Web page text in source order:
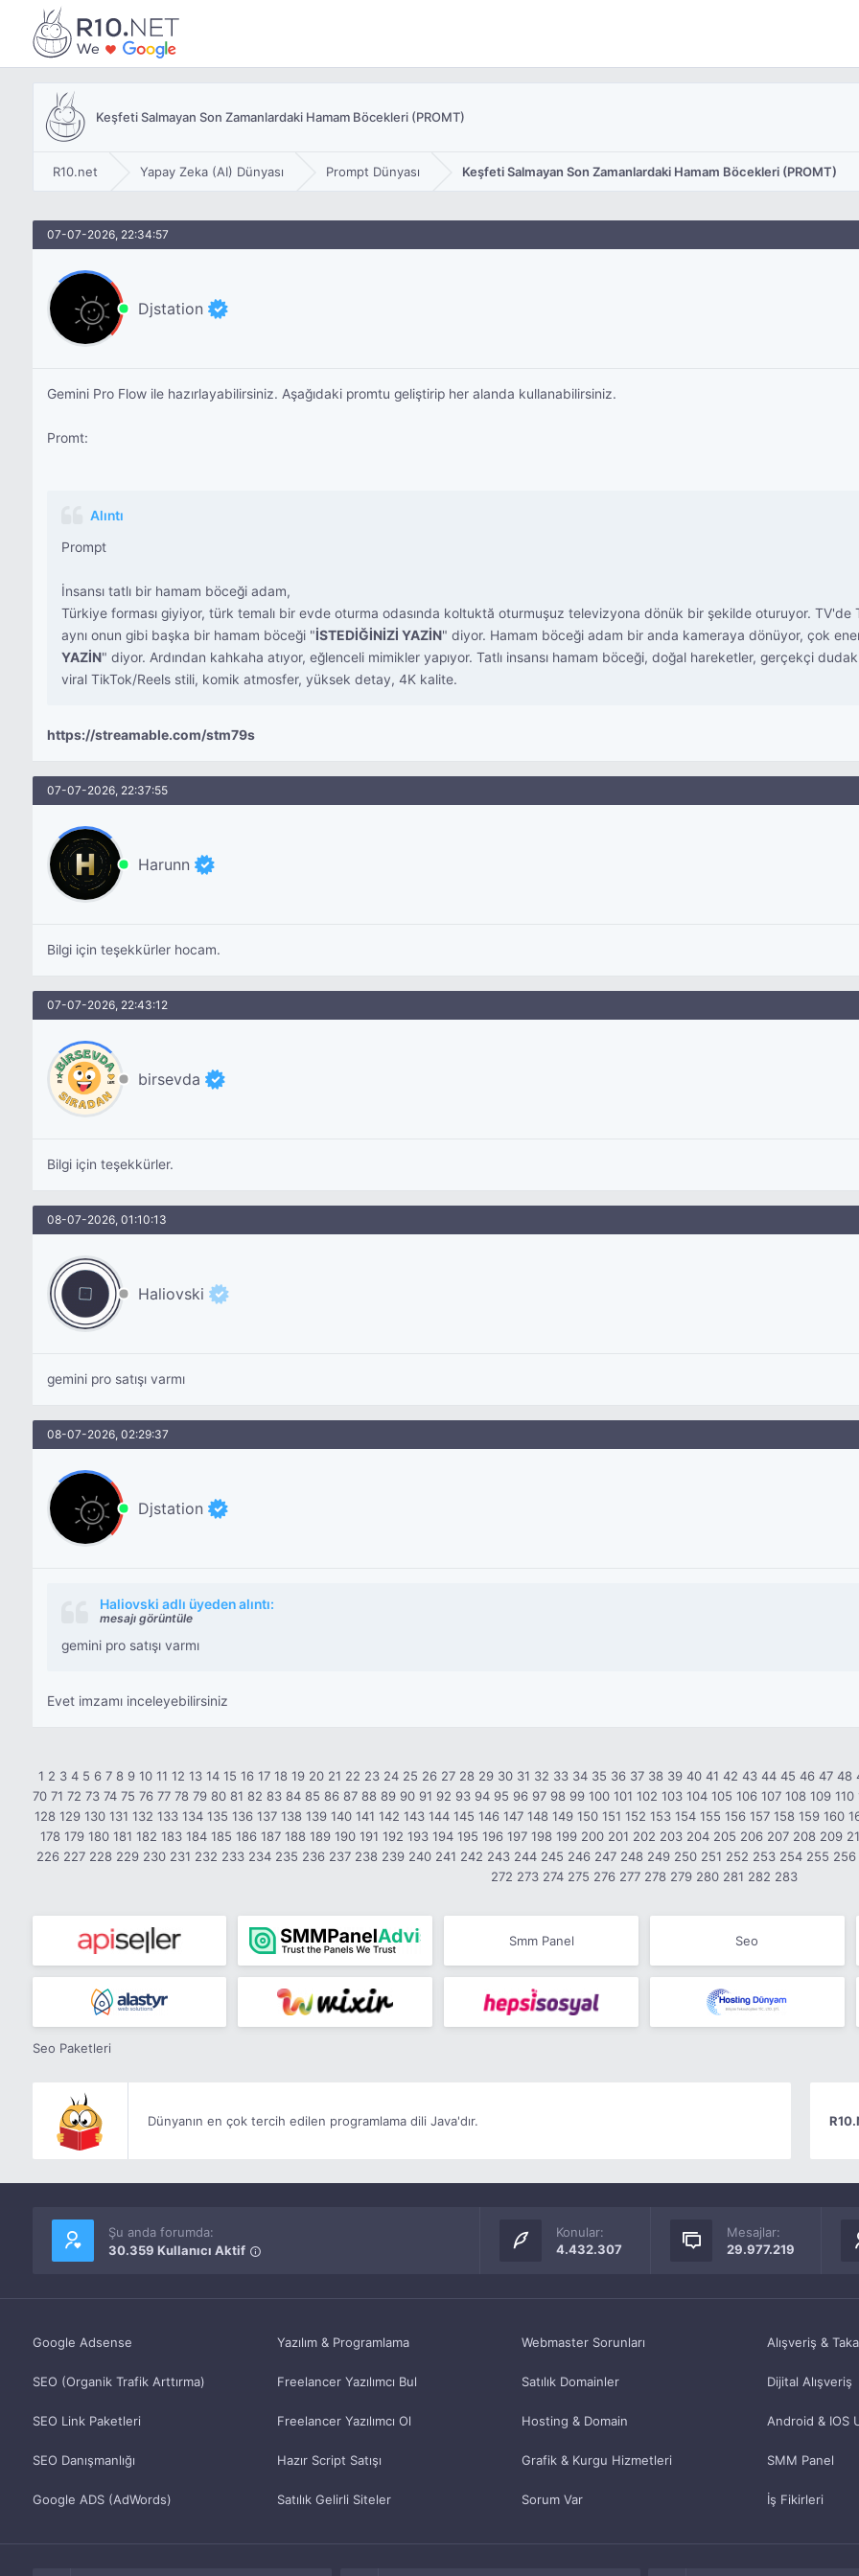
Keşfeti Salmayan Son Zamanlardaki Hamam Böcekleri (PROMT)
R10.net Yapay Zeka (AI) Dünyası Prompt Dünyası Keşfeti Salmayan Son Zamanlardaki Hamam Böcekleri (PROMT)
07-07-2026, 22:34:57
Djstation
Gemini Pro Flow ile hazırlayabilirsiniz. Aşağıdaki promtu geliştirip her alanda kullanabilirsiniz.
Promt:
Alıntı
Prompt
İnsansı tatlı bir hamam böceği adam,
Türkiye forması giyiyor, türk temalı bir evde oturma odasında koltuktă oturmuşuz televizyona dönük bir şekilde oturuyor.
aynı onun gibi başka bir hamam böceği "İSTEDİĞİNİZİ YAZİN" diyor. Hamam böceği adam bir anda kameraya dönüyor, çok
YAZİN" diyor. Ardından kahkaha atıyor, eğlenceli mimikler yapıyor. Tatlı insansı hamam böceği, doğal hareketler, gerçekçi
viral TikTok/Reels stili, komik atmosfer, yüksek detay, 4K kalite.
https://streamable.com/stm79s
07-07-2026, 22:37:55
Harunn
Bilgi için teşekkürler hocam.
07-07-2026, 22:43:12
birsevda
Bilgi için teşekkürler.
08-07-2026, 01:10:13
Haliovski
gemini pro satışı varmı
08-07-2026, 02:29:37
Djstation
Haliovski adlı üyeden alıntı:
mesajı görüntüle
gemini pro satışı varmı
Evet imzamı inceleyebilirsiniz
1 2 3 4 5 6 7 8 9 10 11 12 13 14 15 16 17 18 19 20 21 22 23 24 25 26 27 28 29 30 31 32 33 34 35 36 37 38 39 40 41 42 43 44 45 46 47 48
70 71 72 73 74 75 76 77 78 79 80 81 82 83 84 85 86 87 88 89 90 91 92 93 94 95 96 97 98 99 100 101 102 103 104 105 106 107 108 109 110
128 129 130 131 132 133 134 135 136 137 138 139 140 141 142 143 144 145 146 147 148 149 150 151 152 153 154 155 156 157 158 159 160
178 179 180 181 182 183 184 185 186 187 188 189 190 191 192 193 194 195 196 197 198 199 200 201 202 203 204 205 206 207 208 209
226 227 228 229 230 231 232 233 234 235 236 237 238 239 240 241 242 243 244 245 246 247 248 249 250 251 252 253 254 255 256
272 273 274 275 276 277 278 279 280 281 282 283
Smm Panel Seo
Seo Paketleri
Dünyanın en çok tercih edilen programlama dili Java'dır.
Şu anda forumda:
30.359 Kullanıcı Aktif
Konular:
4.432.307
Mesajlar:
29.977.219
Google Adsense
SEO (Organik Trafik Arttırma)
SEO Link Paketleri
SEO Danışmanlığı
Google ADS (AdWords)
Yazılım & Programlama
Freelancer Yazılımcı Bul
Freelancer Yazılımcı Ol
Hazır Script Satışı
Satılık Gelirli Siteler
Webmaster Sorunları
Satılık Domainler
Hosting & Domain
Grafik & Kurgu Hizmetleri
Sorum Var
Alışveriş &
Dijital Alışveriş
Android & IOS
SMM Panel
İş Fikirleri